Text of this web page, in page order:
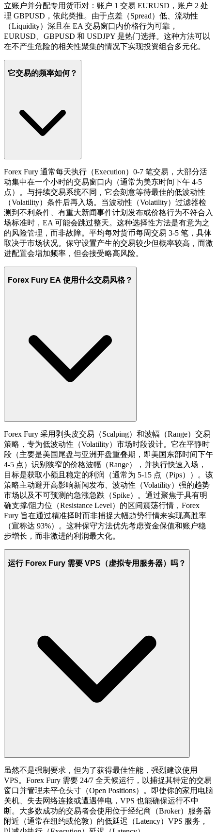
立账户并分配专用货币对：账户 1 交易 EURUSD，账户 2 处
理 GBPUSD，依此类推。由于点差（Spread）低、流动性
（Liquidity）深且在 EA 交易窗口内价格行为可靠，
EURUSD、GBPUSD 和 USDJPY 是热门选择。这种方法可以
在不产生危险的相关性聚集的情况下实现投资组合多元化。
它交易的频率如何？
Forex Fury 通常每天执行（Execution）0-7 笔交易，大部分活
动集中在一个小时的交易窗口内（通常为美东时间下午 4-5
点）。与持续交易系统不同，它会刻意等待最佳的低波动性
（Volatility）条件后再入场。当波动性（Volatility）过滤器检
测到不利条件、有重大新闻事件计划发布或价格行为不符合入
场标准时，EA 可能会跳过整天。这种选择性方法是有意为之
的风险管理，而非故障。平均每对货币每周交易 3-5 笔，具体
取决于市场状况。保守设置产生的交易较少但概率较高，而激
进配置会增加频率，但会接受略高风险。
Forex Fury EA 使用什么交易风格？
Forex Fury 采用剥头皮交易（Scalping）和波幅（Range）交易
策略，专为低波动性（Volatility）市场时段设计。它在平静时
段（主要是美国尾盘与亚洲开盘重叠期，即美国东部时间下午
4-5 点）识别狭窄的价格波幅（Range），并执行快速入场，
目标是获取小额且稳定的利润（通常为 5-15 点（Pips））。该
策略主动避开高影响新闻发布、波动性（Volatility）强的趋势
市场以及不可预测的急涨急跌（Spike）。通过聚焦于具有明
确支撑/阻力位（Resistance Level）的区间震荡行情，Forex
Fury 旨在通过精准择时而非捕捉大幅趋势行情来实现高胜率
（宣称达 93%）。这种保守方法优先考虑资金保值和账户稳
步增长，而非激进的利润最大化。
运行 Forex Fury 需要 VPS（虚拟专用服务器）吗？
虽然不是强制要求，但为了获得最佳性能，强烈建议使用
VPS。Forex Fury 需要 24/7 全天候运行，以捕捉其特定的交易
窗口并管理未平仓头寸（Open Positions）。即使你的家用电脑
关机、失去网络连接或遭遇停电，VPS 也能确保运行不中
断。大多数成功的交易者会使用位于经纪商（Broker）服务器
附近（通常在纽约或伦敦）的低延迟（Latency）VPS 服务，